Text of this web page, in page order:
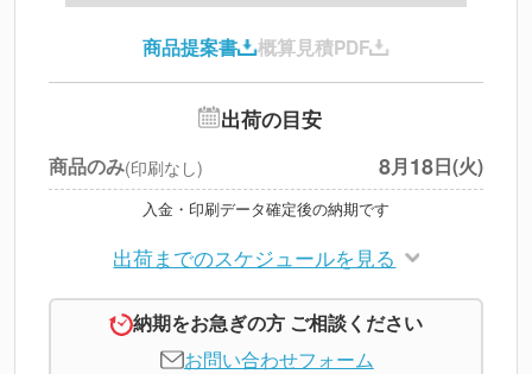
※上記小計は税別です
商品提案書 概算見積PDF
出荷の目安
商品のみ(印刷なし) 8月18日(火)
入金・印刷データ確定後の納期です
出荷までのスケジュールを見る
納期をお急ぎの方 ご相談ください
お問い合わせフォーム